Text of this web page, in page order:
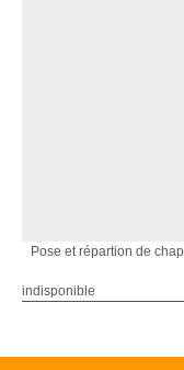
Pose et répartion de
indisponible